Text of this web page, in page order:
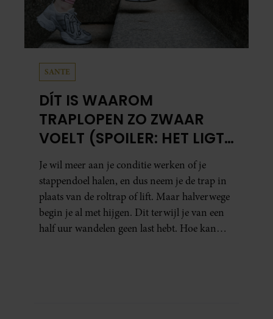
SANTE
DÍT IS WAAROM
TRAPLOPEN ZO ZWAAR
VOELT (SPOILER: HET LIGT
NIET AAN JE CONDITIE)
Je wil meer aan je conditie werken of je
stappendoel halen, en dus neem je de trap in
plaats van de roltrap of lift. Maar halverwege
begin je al met hijgen. Dit terwijl je van een
half uur wandelen geen last hebt. Hoe kan